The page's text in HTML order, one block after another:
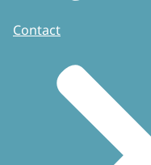
Contact